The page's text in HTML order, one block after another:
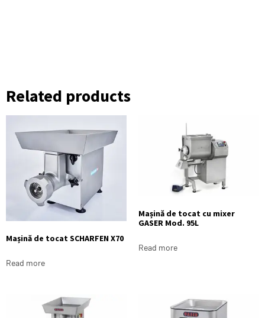
Related products
Mașină de tocat SCHARFEN X70
Read more
Mașină de tocat cu mixer
GASER Mod. 95L
Read more